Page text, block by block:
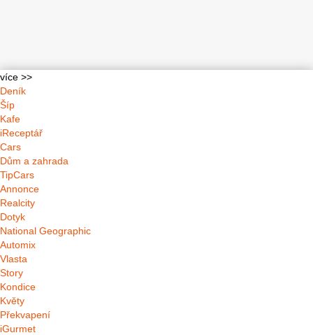
více >>
Deník
Šíp
Kafe
iReceptář
Cars
Dům a zahrada
TipCars
Annonce
Realcity
Dotyk
National Geographic
Automix
Vlasta
Story
Kondice
Květy
Překvapení
iGurmet